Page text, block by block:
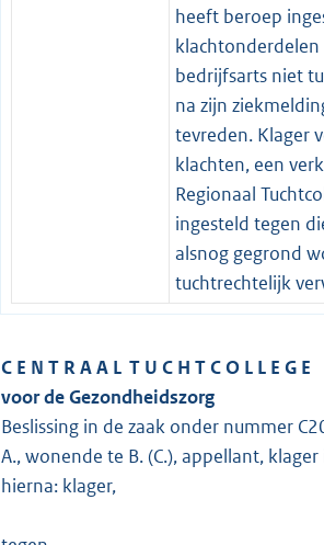
heeft beroep
klachtonderdelen
bedrijfsarts niet
na zijn
tevreden. Klager
klachten, een
Regionaal
ingesteld tegen
alsnog gegrond
tuchtrechtelijk
C E N T R A A L T U C H T C O L L E G E
voor de Gezondheidszorg
Beslissing in de zaak onder nummer
A., wonende te B. (C.), appellant,
hierna: klager,